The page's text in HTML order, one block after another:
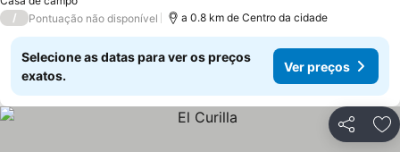
/ Pontuação não disponível a 0.8 km de Centro da cidade
Selecione as datas para ver os preços
exatos.
Ver preços
Partilhar